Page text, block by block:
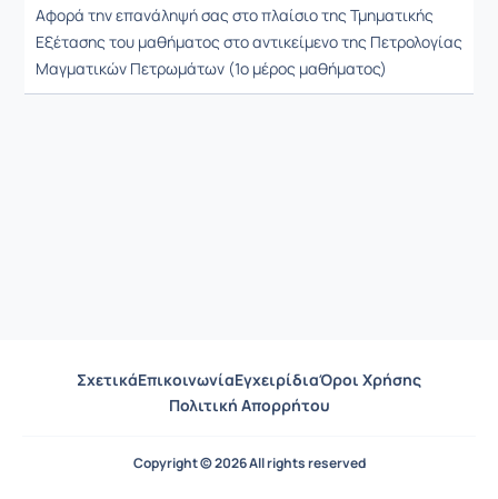
Αφορά την επανάληψή σας στο πλαίσιο της Τμηματικής
Εξέτασης του μαθήματος στο αντικείμενο της Πετρολογίας
Μαγματικών Πετρωμάτων (1ο μέρος μαθήματος)
ΣχετικάΕπικοινωνίαΕγχειρίδιαΌροι Χρήσης
Πολιτική Απορρήτου
Copyright © 2026 All rights reserved